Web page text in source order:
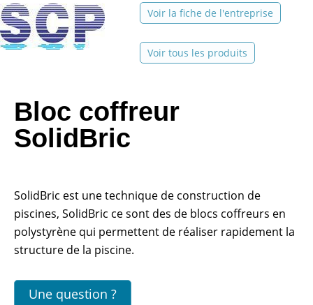
Voir la fiche de l'entreprise
Voir tous les produits
Bloc coffreur
SolidBric
SolidBric est une technique de construction de
piscines, SolidBric ce sont des de blocs coffreurs en
polystyrène qui permettent de réaliser rapidement la
structure de la piscine.
Une question ?